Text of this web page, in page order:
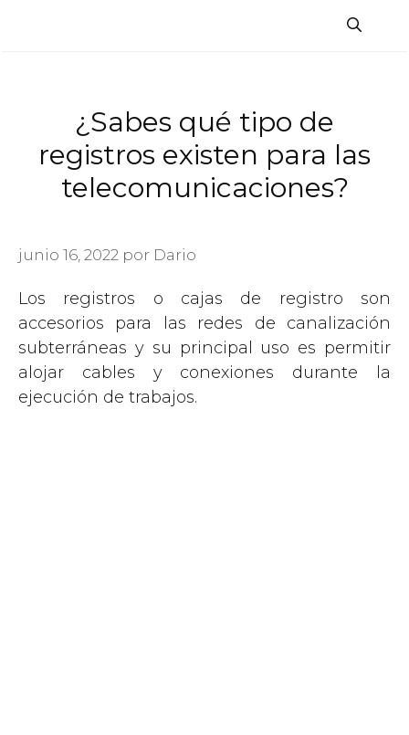
¿Sabes qué tipo de
registros existen para las
telecomunicaciones?
junio 16, 2022 por Dario
Los registros o cajas de registro son
accesorios para las redes de canalización
subterráneas y su principal uso es permitir
alojar cables y conexiones durante la
ejecución de trabajos.